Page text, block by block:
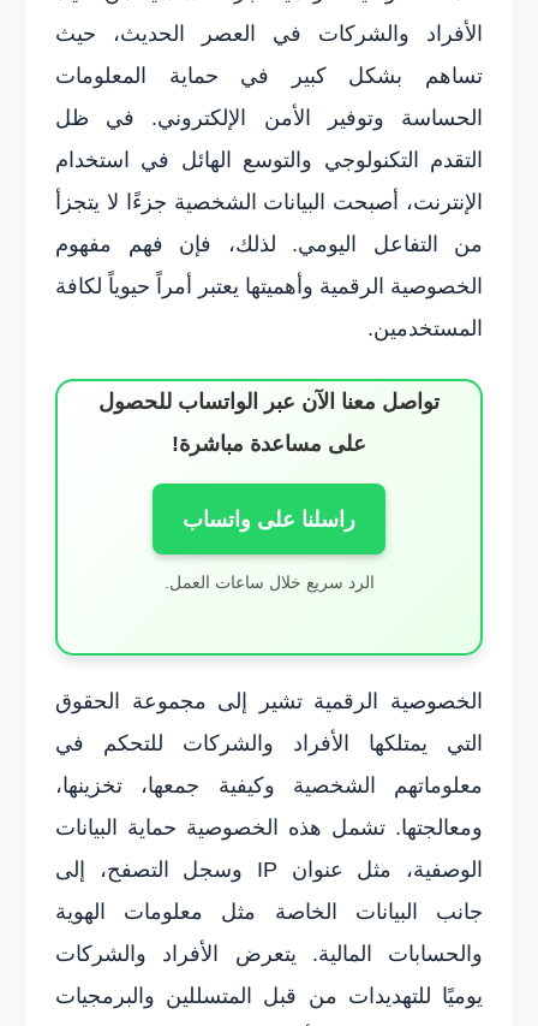
الأفراد والشركات في العصر الحديث، حيث
تساهم بشكل كبير في حماية المعلومات
الحساسة وتوفير الأمن الإلكتروني. في ظل
التقدم التكنولوجي والتوسع الهائل في استخدام
الإنترنت، أصبحت البيانات الشخصية جزءًا لا يتجزأ
من التفاعل اليومي. لذلك، فإن فهم مفهوم
الخصوصية الرقمية وأهميتها يعتبر أمراً حيوياً لكافة
المستخدمين.
تواصل معنا الآن عبر الواتساب للحصول
على مساعدة مباشرة!
راسلنا على واتساب
الرد سريع خلال ساعات العمل.
الخصوصية الرقمية تشير إلى مجموعة الحقوق
التي يمتلكها الأفراد والشركات للتحكم في
معلوماتهم الشخصية وكيفية جمعها، تخزينها،
ومعالجتها. تشمل هذه الخصوصية حماية البيانات
الوصفية، مثل عنوان IP وسجل التصفح، إلى
جانب البيانات الخاصة مثل معلومات الهوية
والحسابات المالية. يتعرض الأفراد والشركات
يوميًا للتهديدات من قبل المتسللين والبرمجيات